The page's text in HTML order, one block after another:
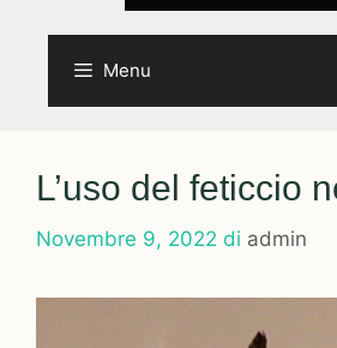
Menu
L’uso del feticcio
Novembre 9, 2022 di admin